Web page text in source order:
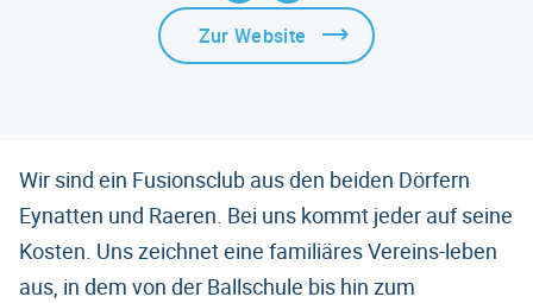
Zur Website
Wir sind ein Fusionsclub aus den beiden Dörfern
Eynatten und Raeren. Bei uns kommt jeder auf seine
Kosten. Uns zeichnet eine familiäres Vereins-leben
aus, in dem von der Ballschule bis hin zum